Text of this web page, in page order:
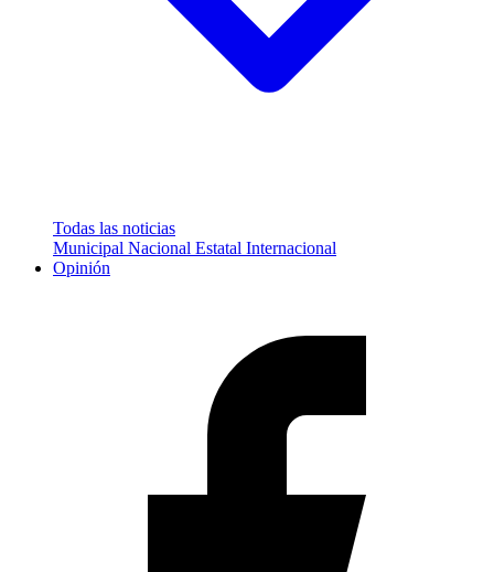
Todas las noticias
Municipal Nacional Estatal Internacional
Opinión